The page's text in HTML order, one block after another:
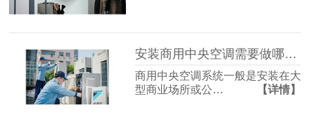
安装商用中央空调需要做哪些准备［国佳冷暖］
商用中央空调系统一般是安装在大
型商业场所或公…
【详情】